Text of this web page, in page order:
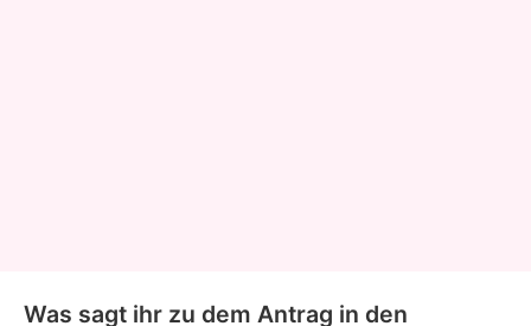
Was sagt ihr zu dem Antrag in den